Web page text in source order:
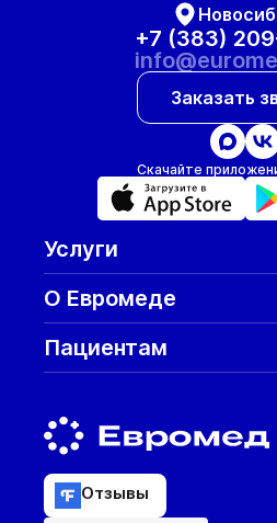
+7 (383)
Заказать
Скачайте
Услуги
О Евромеде
Пациентам
Отзывы